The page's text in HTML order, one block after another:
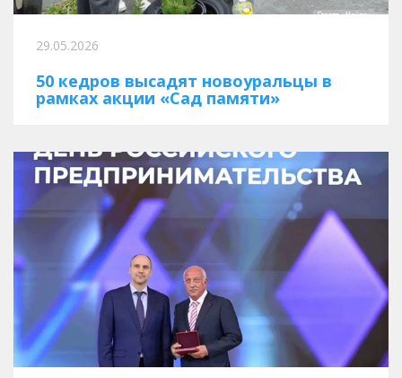
29.05.2026
50 кедров высадят новоуральцы в
рамках акции «Сад памяти»